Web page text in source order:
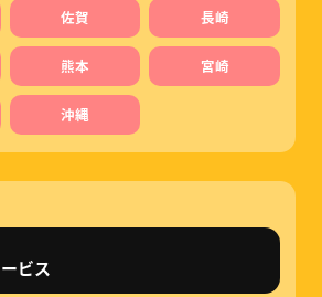
佐賀 長崎
熊本 宮崎
沖縄
ビス